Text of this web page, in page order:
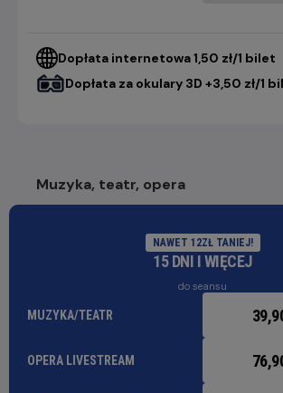
Dopłata internetowa 1,50 zł/1 bilet
Dopłata za okulary 3D +3,50 zł/1
Muzyka, teatr, opera
NAWET 12ZŁ TANIEJ!
15 DNI I WIĘCEJ
do seansu
MUZYKA/TEATR
OPERA LIVESTREAM